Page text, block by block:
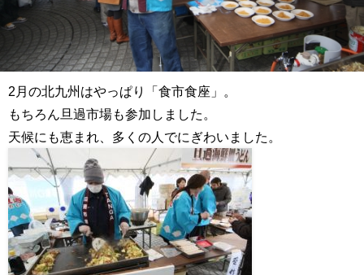
2月の北九州はやっぱり「食市食座」。
もちろん旦過市場も参加しました。
天候にも恵まれ、多くの人でにぎわいました。